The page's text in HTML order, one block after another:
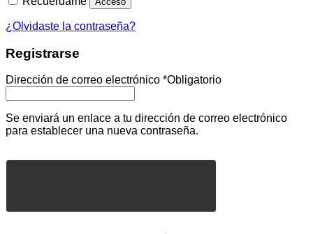
¿Olvidaste la contraseña?
Registrarse
Dirección de correo electrónico *Obligatorio
Se enviará un enlace a tu dirección de correo electrónico
para establecer una nueva contraseña.